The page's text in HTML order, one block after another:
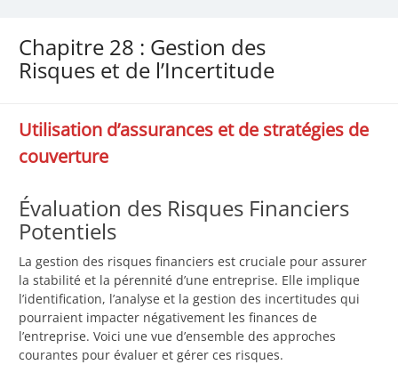
Chapitre 28 : Gestion des
Risques et de l’Incertitude
Utilisation d’assurances et de stratégies de
couverture
Évaluation des Risques Financiers
Potentiels
La gestion des risques financiers est cruciale pour assurer
la stabilité et la pérennité d’une entreprise. Elle implique
l’identification, l’analyse et la gestion des incertitudes qui
pourraient impacter négativement les finances de
l’entreprise. Voici une vue d’ensemble des approches
courantes pour évaluer et gérer ces risques.